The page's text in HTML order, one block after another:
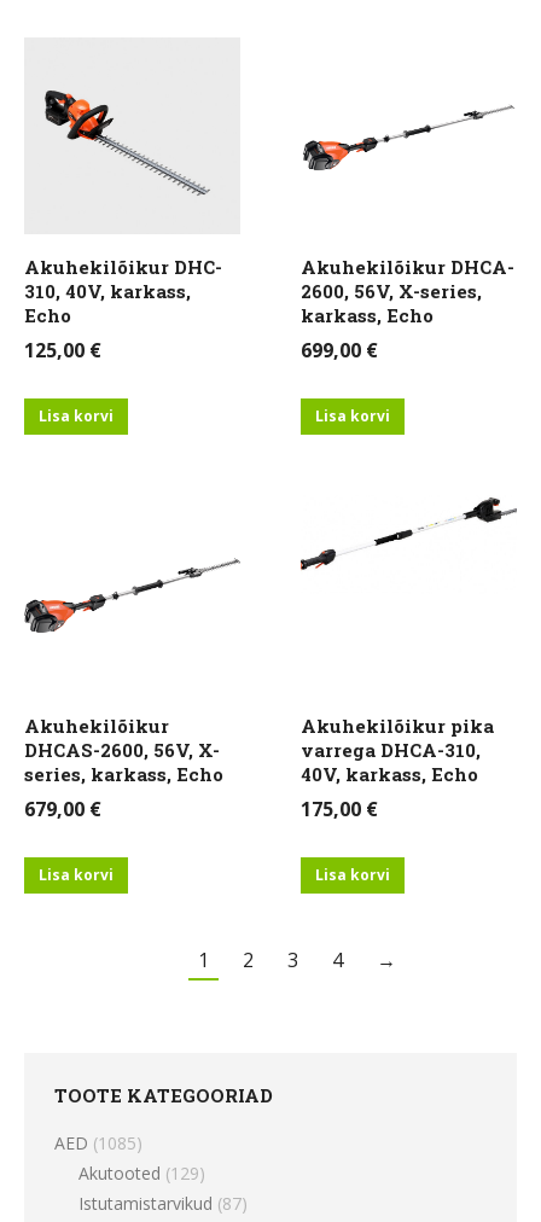
Akuhekilõikur DHC-
310, 40V, karkass,
Echo
125,00 €
Lisa korvi
Akuhekilõikur DHCA-
2600, 56V, X-series,
karkass, Echo
699,00 €
Lisa korvi
Akuhekilõikur
DHCAS-2600, 56V, X-
series, karkass, Echo
679,00 €
Lisa korvi
Akuhekilõikur pika
varrega DHCA-310,
40V, karkass, Echo
175,00 €
Lisa korvi
1 2 3 4 →
TOOTE KATEGOORIAD
AED (1085)
Akutooted (129)
Istutamistarvikud (87)